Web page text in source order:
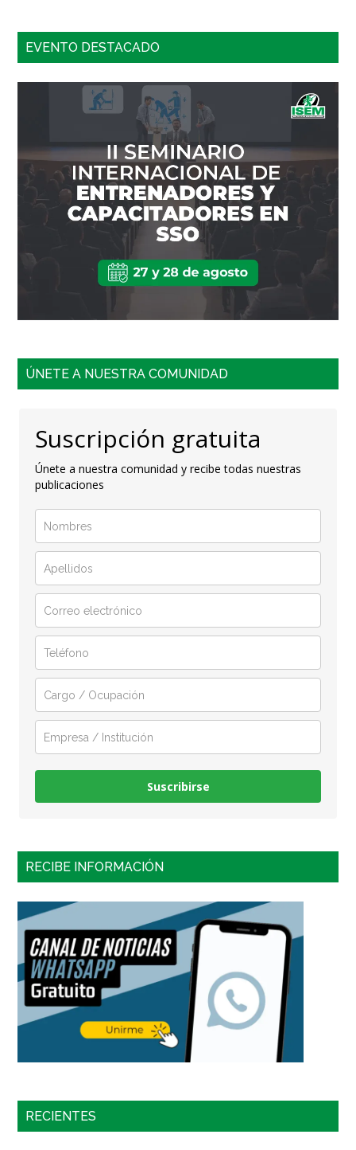
EVENTO DESTACADO
ÚNETE A NUESTRA COMUNIDAD
Suscripción gratuita
Únete a nuestra comunidad y recibe todas nuestras
publicaciones
Suscribirse
RECIBE INFORMACIÓN
RECIENTES